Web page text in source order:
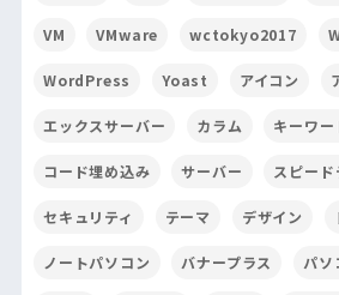
VM VMware wctokyo2017
WordPress Yoast アイコン
エックスサーバー カラム キーワー
コード埋め込み サーバー スピード
セキュリティ テーマ デザイン
ノートパソコン バナープラス パソ